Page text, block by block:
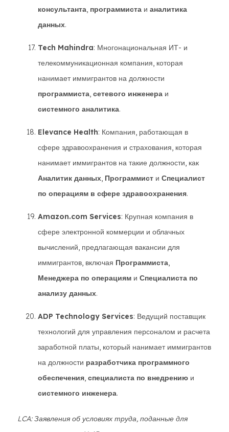
консультанта, программиста и аналитика
данных.
Tech Mahindra: Многонациональная ИТ- и
телекоммуникационная компания, которая
нанимает иммигрантов на должности
программиста, сетевого инженера и
системного аналитика.
Elevance Health: Компания, работающая в
сфере здравоохранения и страхования, которая
нанимает иммигрантов на такие должности, как
Аналитик данных, Программист и Специалист
по операциям в сфере здравоохранения.
Amazon.com Services: Крупная компания в
сфере электронной коммерции и облачных
вычислений, предлагающая вакансии для
иммигрантов, включая Программиста,
Менеджера по операциям и Специалиста по
анализу данных.
ADP Technology Services: Ведущий поставщик
технологий для управления персоналом и расчета
заработной платы, который нанимает иммигрантов
на должности разработчика программного
обеспечения, специалиста по внедрению и
системного инженера.
LCA: Заявления об условиях труда, поданные для